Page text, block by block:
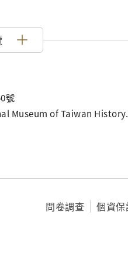
號
Museum of Taiwan
問卷調查 個資保